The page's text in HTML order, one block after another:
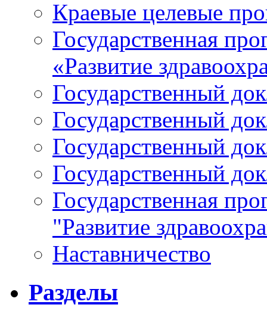
Краевые целевые
Государственная
«Развитие
Государственный
Государственный
Государственный
Государственный
Государственная
"Развитие
Наставничество
Разделы